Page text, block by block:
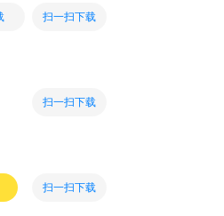
扫一扫下载
扫一扫下载
扫一扫下载